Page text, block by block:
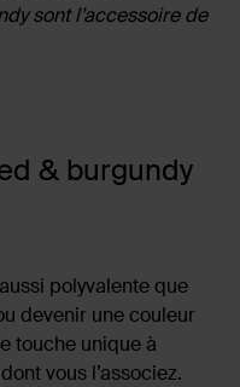
sont l’accessoire de
& burgundy
polyvalente que
devenir une couleur
touche unique à
vous l’associez.